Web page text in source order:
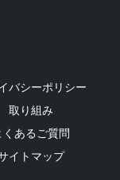
バシーポリシー
取り組み
くあるご質問
イトマップ